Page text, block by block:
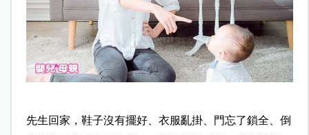
先生回家，鞋子沒有擺好、衣服亂掛、門忘了鎖全、倒